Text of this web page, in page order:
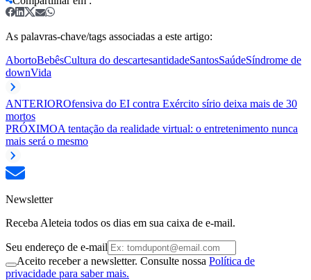
As palavras-chave/tags associadas a este artigo:
AbortoBebêsCultura do descartesantidadeSantosSaúdeSíndrome de
downVida
ANTERIOROfensiva do EI contra Exército sírio deixa mais de 30
mortos
PRÓXIMOA tentação da realidade virtual: o entretenimento nunca
mais será o mesmo
Newsletter
Receba Aleteia todos os dias em sua caixa de e-mail.
Seu endereço de e-mail
Aceito receber a newsletter. Consulte nossa Política de
privacidade para saber mais.